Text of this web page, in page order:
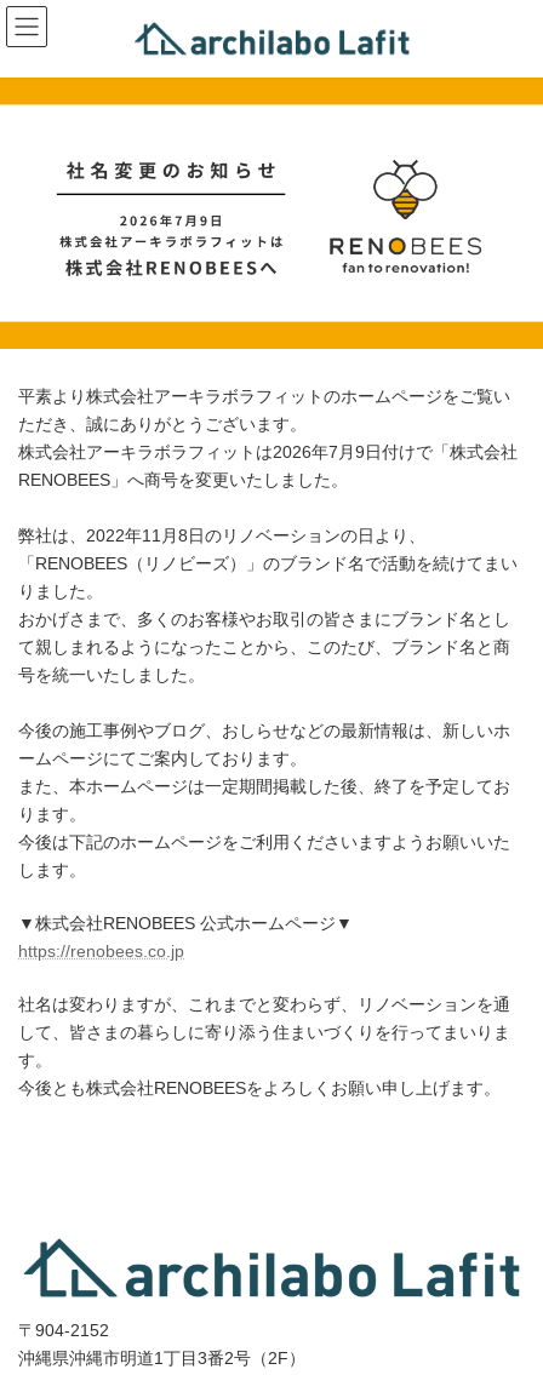
コ
ン
テ
ン
ナ
ビ
ゲ
ー
平素より株式会社アーキラボラフィットのホームページをご覧い
ただき、誠にありがとうございます。
株式会社アーキラボラフィットは2026年7月9日付けで「株式会社
RENOBEES」へ商号を変更いたしました。
弊社は、2022年11月8日のリノベーションの日より、
「RENOBEES（リノビーズ）」のブランド名で活動を続けてまい
りました。
おかげさまで、多くのお客様やお取引の皆さまにブランド名とし
て親しまれるようになったことから、このたび、ブランド名と商
号を統一いたしました。
今後の施工事例やブログ、おしらせなどの最新情報は、新しいホ
ームページにてご案内しております。
また、本ホームページは一定期間掲載した後、終了を予定してお
ります。
今後は下記のホームページをご利用くださいますようお願いいた
します。
▼株式会社RENOBEES 公式ホームページ▼
https://renobees.co.jp
社名は変わりますが、これまでと変わらず、リノベーションを通
して、皆さまの暮らしに寄り添う住まいづくりを行ってまいりま
す。
今後とも株式会社RENOBEESをよろしくお願い申し上げます。
〒904-2152
沖縄県沖縄市明道1丁目3番2号（2F）